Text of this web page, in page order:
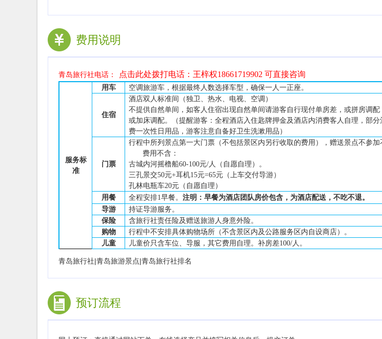
费用说明
青岛旅行社电话： 点击此处拨打电话：王梓权18661719902 可直接咨询
服务标
准
用车 空调旅游车，根据最终 人数选择车型，确保一人一正座。
住宿
酒店双人标准间（独卫、热水、电视、空调）
不提供自然单间，如客人住宿出现自然单间请游客自行现付单房差，或拼房调配
或加床调配。
（提醒游客： 全程酒店入住匙牌押金及酒店内消费客人自理 ，部
费一次性日用品，游客注意自备好卫生洗漱用品 ）
门票
行程中 所列 景点第一大门票（不包括景区内另行收取的费用 ）， 赠送景点不参加
费用不含：
古城内河摇橹船60-100元/人（自愿自理）。
三孔景交50元+耳机15元=65元（上车交付导游）
孔林电瓶车20元（自愿自理）
用餐
全程安排1早餐。 注明：早餐为酒店团队房价包含，为酒店配送，不吃不退。
导游
持证导游服务。
保险
含旅行社责任险及赠送旅游人身意外险。
购物
行程中不安排具体购物场所 （不含景区内及公路服务区 内自设商店） 。
儿童
儿童价只含车位、导服， 其它费用自理。补房差100/人。
青岛旅行社|青岛旅游景点|青岛旅行社排名
预订流程